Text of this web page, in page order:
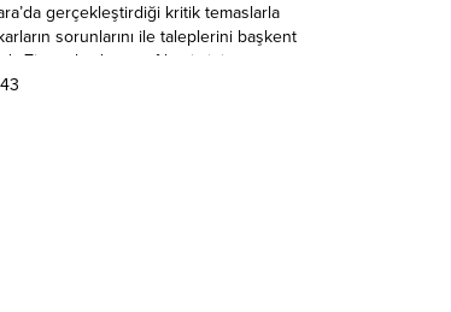
gerçekleştirdiği kritik temaslarla
sorunlarını ile taleplerini başkent
Ziyaretlerde esnaf kesiminin
imkanları masaya yatırıldı.
Görüşme Trafiği İESOB Başkanı Yalçın
kapsamında AK Parti Genel